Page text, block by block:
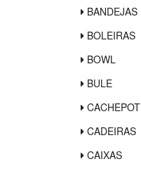
BANDEJAS
BOLEIRAS
BOWL
BULE
CACHEPOT
CADEIRAS
CAIXAS